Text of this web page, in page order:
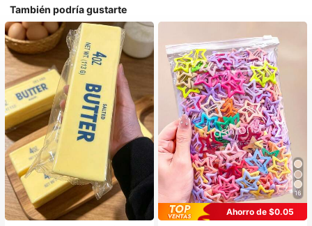
También podría gustarte
16
Ahorro de $0.05